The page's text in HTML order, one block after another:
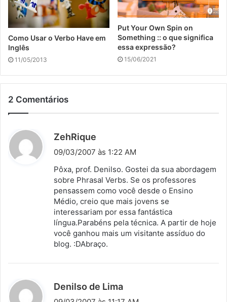
Como Usar o Verbo Have em
Inglês
11/05/2013
Put Your Own Spin on
Something :: o que significa
essa expressão?
15/06/2021
2 Comentários
ZehRique
s
e
:
09/03/2007 às 1:22 AM
Pôxa, prof. Denilso. Gostei da sua abordagem
sobre Phrasal Verbs. Se os professores
pensassem como você desde o Ensino
Médio, creio que mais jovens se
interessariam por essa fantástica
língua.Parabéns pela técnica. A partir de hoje
você ganhou mais um visitante assíduo do
blog. :DAbraço.
Denilso de Lima
i